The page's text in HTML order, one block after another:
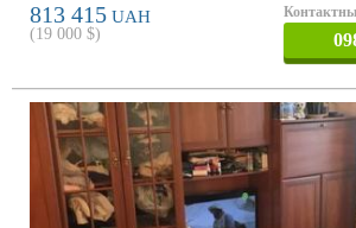
813 415 UAH
(19 000 $)